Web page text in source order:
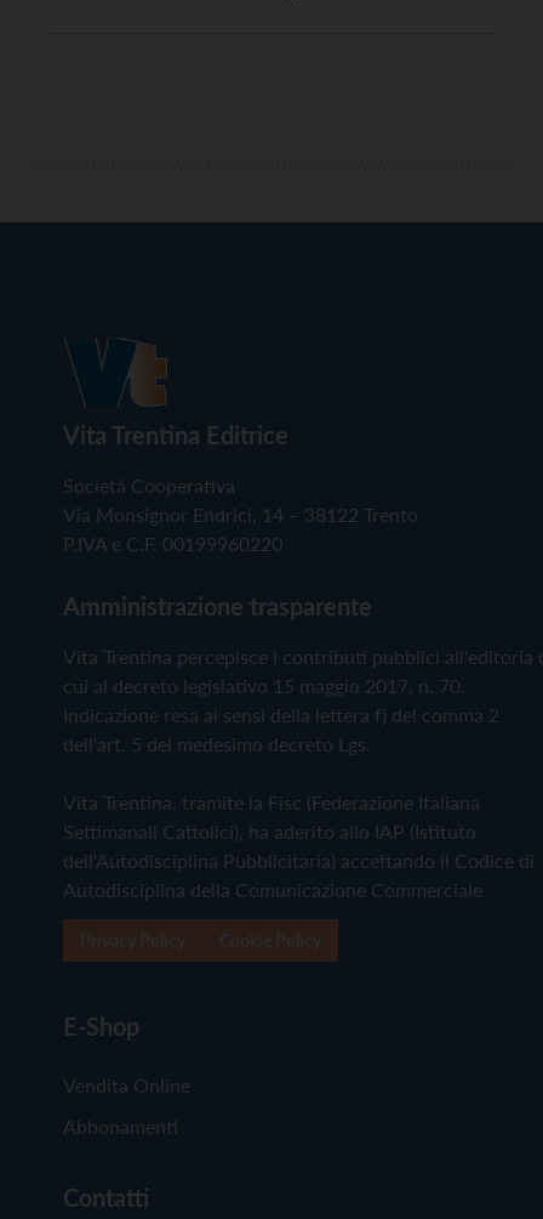
Vita Trentina Editrice
Società Cooperativa
Via Monsignor Endrici, 14 – 38122 Trento
P.IVA e C.F. 00199960220
Amministrazione trasparente
Vita Trentina percepisce i contributi pubblici all'editoria
cui al decreto legislativo 15 maggio 2017, n. 70.
Indicazione resa ai sensi della lettera f) del comma 2
dell'art. 5 del medesimo decreto Lgs.
Vita Trentina, tramite la Fisc (Federazione Italiana
Settimanali Cattolici), ha aderito allo IAP (Istituto
dell'Autodisciplina Pubblicitaria) accettando il Codice di
Autodisciplina della Comunicazione Commerciale
E-Shop
Vendita Online
Abbonamenti
Contatti